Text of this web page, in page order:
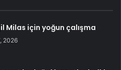
Milas için yoğun çalışma
2026